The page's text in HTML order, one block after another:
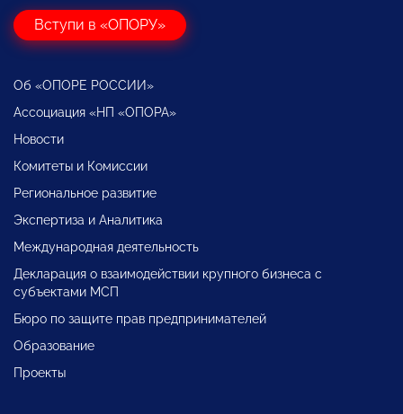
Вступи в «ОПОРУ»
Об «ОПОРЕ РОССИИ»
Ассоциация «НП «ОПОРА»
Новости
Комитеты и Комиссии
Региональное развитие
Экспертиза и Аналитика
Международная деятельность
Декларация о взаимодействии крупного бизнеса с
субъектами МСП
Бюро по защите прав предпринимателей
Образование
Проекты